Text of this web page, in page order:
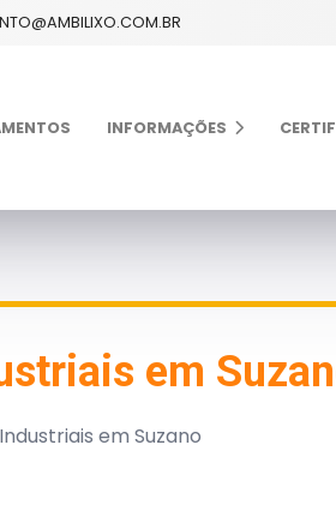
INFORMAÇÕES
em
em Suzano